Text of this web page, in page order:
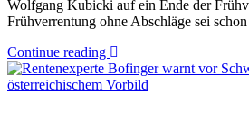
Wolfgang Kubicki auf ein Ende der
Frühverrentung ohne Abschläge sei
Continue reading